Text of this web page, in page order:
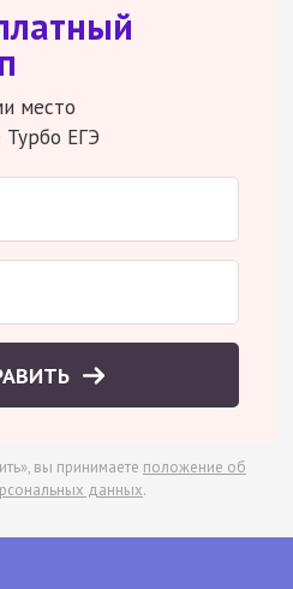
место
Турбо ЕГЭ
вы принимаете положение об
данных.